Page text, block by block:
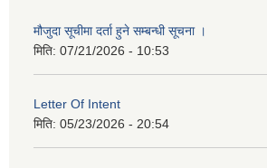
मौजुदा सूचीमा दर्ता हुने सम्बन्धी सूचना ।
मिति: 07/21/2026 - 10:53
Letter Of Intent
मिति: 05/23/2026 - 20:54